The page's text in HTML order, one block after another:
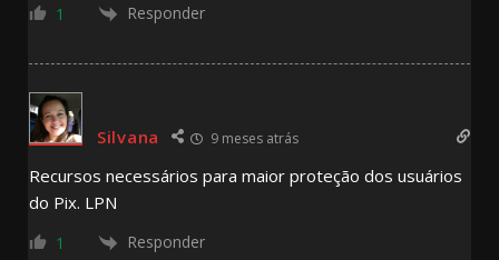
1 Responder
Silvana 9 meses atrás
Recursos necessários para maior proteção dos usuários
do Pix. LPN
1 Responder